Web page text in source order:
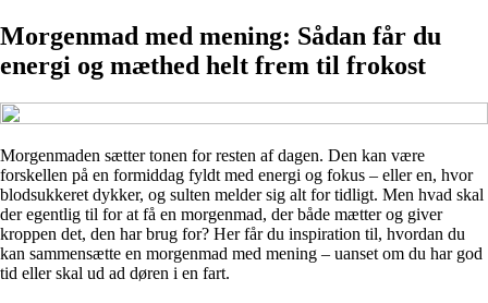
Morgenmad med mening: Sådan får du
energi og mæthed helt frem til frokost
Morgenmaden sætter tonen for resten af dagen. Den kan være
forskellen på en formiddag fyldt med energi og fokus – eller en, hvor
blodsukkeret dykker, og sulten melder sig alt for tidligt. Men hvad skal
der egentlig til for at få en morgenmad, der både mætter og giver
kroppen det, den har brug for? Her får du inspiration til, hvordan du
kan sammensætte en morgenmad med mening – uanset om du har god
tid eller skal ud ad døren i en fart.